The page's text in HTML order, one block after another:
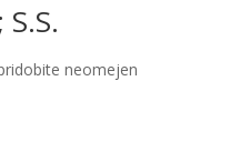
neomejen